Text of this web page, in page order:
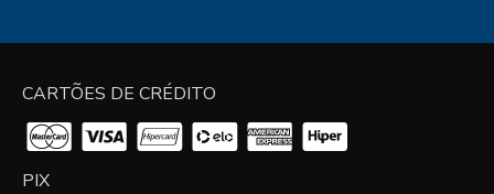
CARTÕES DE CRÉDITO
PIX